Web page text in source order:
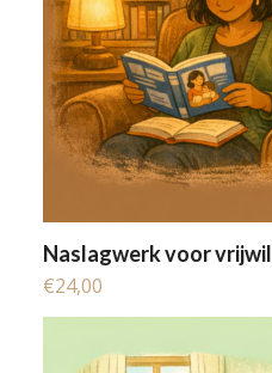
Naslagwerk voor
€24,00